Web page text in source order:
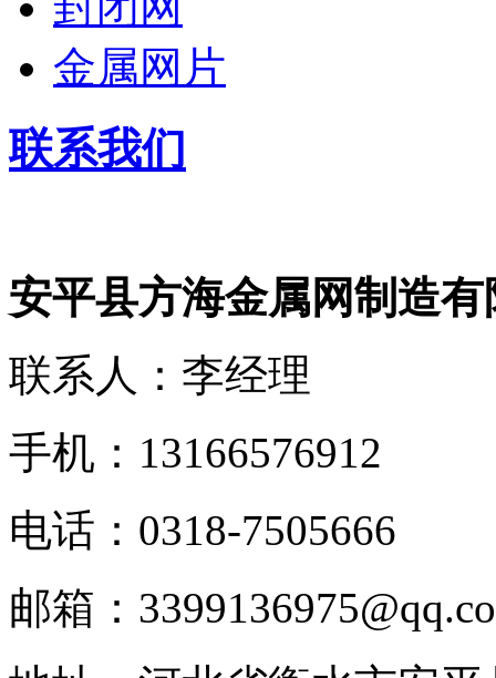
金属网片
联系我们
安平县方海金属网制造有
联系人：李经理
手机：13166576912
电话：0318-7505666
邮箱：